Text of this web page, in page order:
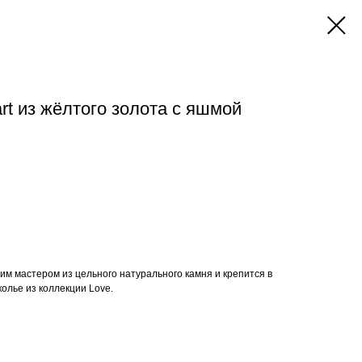
из жёлтого золота с яшмой
мастером из цельного натурального камня и крепится в
из коллекции Love.